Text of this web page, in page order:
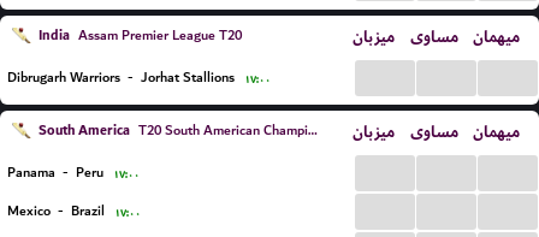
India Assam Premier League T20 میزبان مساوی میهمان
Dibrugarh Warriors - Jorhat Stallions ۱۷:۰۰
South America T20 South American Championship میزبان مساوی میهمان
Panama - Peru ۱۷:۰۰
Mexico - Brazil ۱۷:۰۰